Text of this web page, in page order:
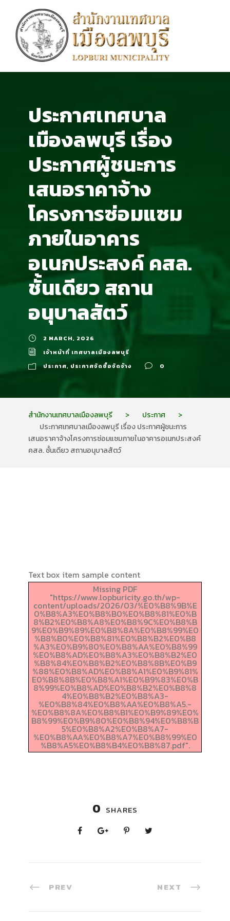
ประกาศเทศบาล
เมืองลพบุรี เรื่อง
ประกาศผู้ชนะการ
เสนอราคาจ้าง
โครงการซ่อมแซม
ภายในอาคาร
อเนกประสงค์ คสล.
ชั้นเดียว สถาน
อนุบาลสัตว์
2 MARCH, 2026
เจ้าหน้าที่ เทศบาลเมืองลพบุรี
ประกาศ, ประกาศจัดซื้อจัดจ้าง 0
สำนักงานเทศบาลเมืองลพบุรี > ประกาศ
>
ประกาศเทศบาลเมืองลพบุรี เรื่อง ประกาศผู้ชนะการ
เสนอราคาจ้างโครงการซ่อมแซมภายในอาคารอเนกประสงค์
คสล. ชั้นเดียว สถานอนุบาลสัตว์
Text box item sample content
Missing PDF
"https://www.lopburicity.go.th/wp-
content/uploads/2026/03/%E0%B8%9B%E
0%B8%A3%E0%B8%B0%E0%B8%81%E0%B
8%B2%E0%B8%A8%E0%B8%9C%E0%B8%B
9%E0%B9%89%E0%B8%8A%E0%B8%99%E0
%B8%B0%E0%B8%81%E0%B8%B2%E0%B8
%A3%E0%B9%80%E0%B8%AA%E0%B8%99
%E0%B8%AD%E0%B8%A3%E0%B8%B2%E0
%B8%84%E0%B8%B2%E0%B8%8B%E0%B9
%88%E0%B8%AD%E0%B8%A1%E0%B9%81%
E0%B8%8B%E0%B8%A1%E0%B9%83%E0%B
8%99%E0%B8%AD%E0%B8%B2%E0%B8%8
4%E0%B8%B2%E0%B8%A3-
%E0%B8%84%E0%B8%AA%E0%B8%A5.-
%E0%B8%8A%E0%B8%B1%E0%B9%89%E0%
B8%99%E0%B9%80%E0%B8%94%E0%B8%B
5%E0%B8%A2%E0%B8%A7-
%E0%B8%AA%E0%B8%A7%E0%B8%99%E0
%B8%A5%E0%B8%B4%E0%B8%87.pdf".
0 SHARES
PREV NEXT